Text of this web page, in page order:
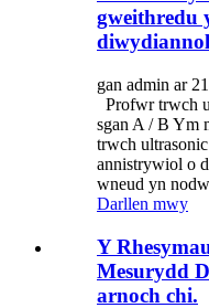
gweithredu
gan admin ar
Profwr trwch
sgan A / B Ym
trwch
annistrywiol o
wneud yn
Darllen mwy
Y
Mesurydd
arnoch chi.